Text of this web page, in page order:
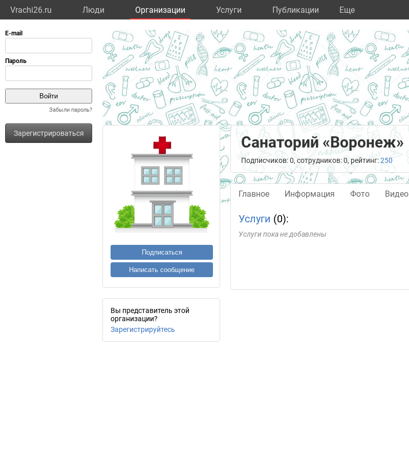
Vrachi26.ru Люди Организации Услуги Публикации Eще
Забыли пароль?
Зарегистрироваться
Подписаться
Написать сообщение
Вы представитель этой
организации?
Зарегистрируйтесь
Санаторий «Воронеж»
Подписчиков: 0, сотрудников: 0, рейтинг:250
Главное Информация Фото Видео
Услуги (0):
Услуги пока не добавлены